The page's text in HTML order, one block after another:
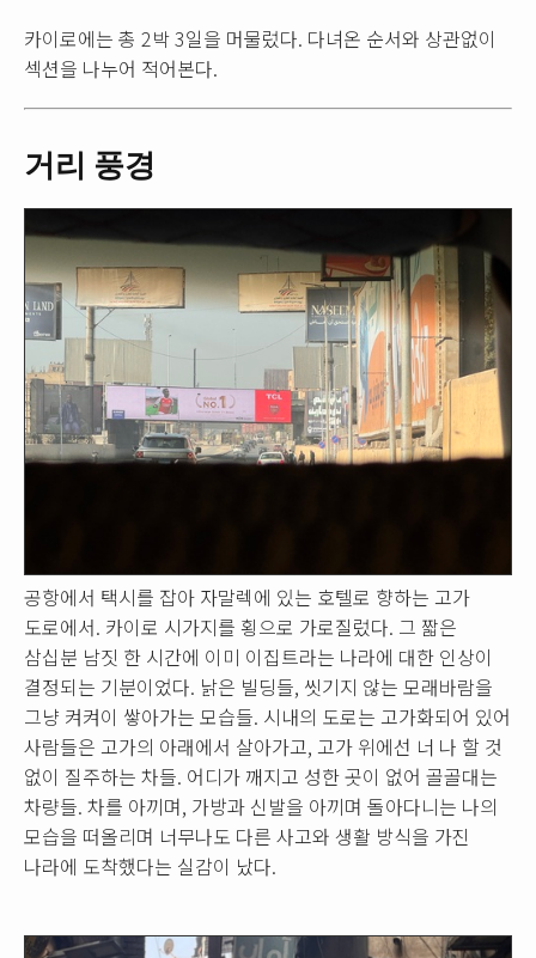
카이로에는 총 2박 3일을 머물렀다. 다녀온 순서와 상관없이
섹션을 나누어 적어본다.
거리 풍경
공항에서 택시를 잡아 자말렉에 있는 호텔로 향하는 고가
도로에서. 카이로 시가지를 횡으로 가로질렀다. 그 짧은
삼십분 남짓 한 시간에 이미 이집트라는 나라에 대한 인상이
결정되는 기분이었다. 낡은 빌딩들, 씻기지 않는 모래바람을
그냥 켜켜이 쌓아가는 모습들. 시내의 도로는 고가화되어 있어
사람들은 고가의 아래에서 살아가고, 고가 위에선 너 나 할 것
없이 질주하는 차들. 어디가 깨지고 성한 곳이 없어 골골대는
차량들. 차를 아끼며, 가방과 신발을 아끼며 돌아다니는 나의
모습을 떠올리며 너무나도 다른 사고와 생활 방식을 가진
나라에 도착했다는 실감이 났다.